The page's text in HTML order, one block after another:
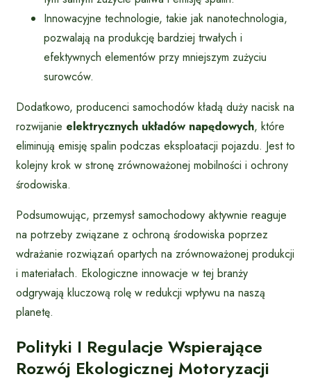
Innowacyjne technologie, takie jak nanotechnologia,
pozwalają na produkcję bardziej trwałych i
efektywnych elementów przy mniejszym zużyciu
surowców.
Dodatkowo, producenci samochodów kładą duży nacisk na
rozwijanie elektrycznych układów napędowych, które
eliminują emisję spalin podczas eksploatacji pojazdu. Jest to
kolejny krok w stronę zrównoważonej mobilności i ochrony
środowiska.
Podsumowując, przemysł samochodowy aktywnie reaguje
na potrzeby związane z ochroną środowiska poprzez
wdrażanie rozwiązań opartych na zrównoważonej produkcji
i materiałach. Ekologiczne innowacje w tej branży
odgrywają kluczową rolę w redukcji wpływu na naszą
planetę.
Polityki I Regulacje Wspierające
Rozwój Ekologicznej Motoryzacji